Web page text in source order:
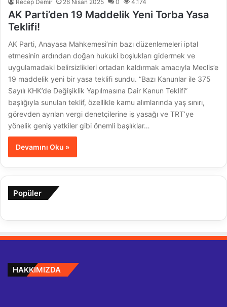
Recep Demir 26 Nisan 2025 0 4.174
AK Parti’den 19 Maddelik Yeni Torba Yasa
Teklifi!
AK Parti, Anayasa Mahkemesi’nin bazı düzenlemeleri iptal
etmesinin ardından doğan hukuki boşlukları gidermek ve
uygulamadaki belirsizlikleri ortadan kaldırmak amacıyla Meclis’e
19 maddelik yeni bir yasa teklifi sundu. “Bazı Kanunlar ile 375
Sayılı KHK’de Değişiklik Yapılmasına Dair Kanun Teklifi”
başlığıyla sunulan teklif, özellikle kamu alımlarında yaş sınırı,
görevden ayrılan vergi denetçilerine iş yasağı ve TRT’ye
yönelik geniş yetkiler gibi önemli başlıklar…
Devamını Oku »
Popüler
HAKKIMIZDA